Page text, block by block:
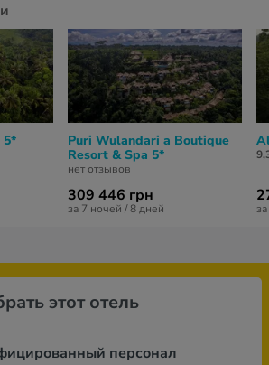
5*
Puri Wulandari a Boutique
Resort & Spa 5*
нет отзывов
309 446 грн
за 7 ночей / 8 дней
этот отель
персонал